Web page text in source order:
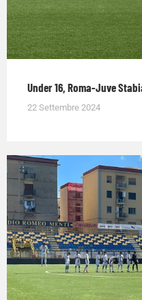
Under 16, Roma-Juve
22 Settembre 2024